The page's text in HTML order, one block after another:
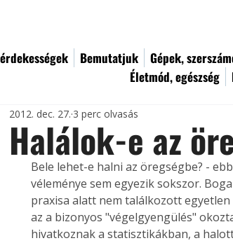
Bemutatjuk Gépek,
Életmód, egészség
Halálok-e az
2012. dec. 27. 3 perc olvasás
Bele lehet-e halni az öregségbe? -
véleménye sem egyezik sokszor.
praxisa alatt nem találkozott
az a bizonyos "végelgyengülés"
hivatkoznak a statisztikákban, a